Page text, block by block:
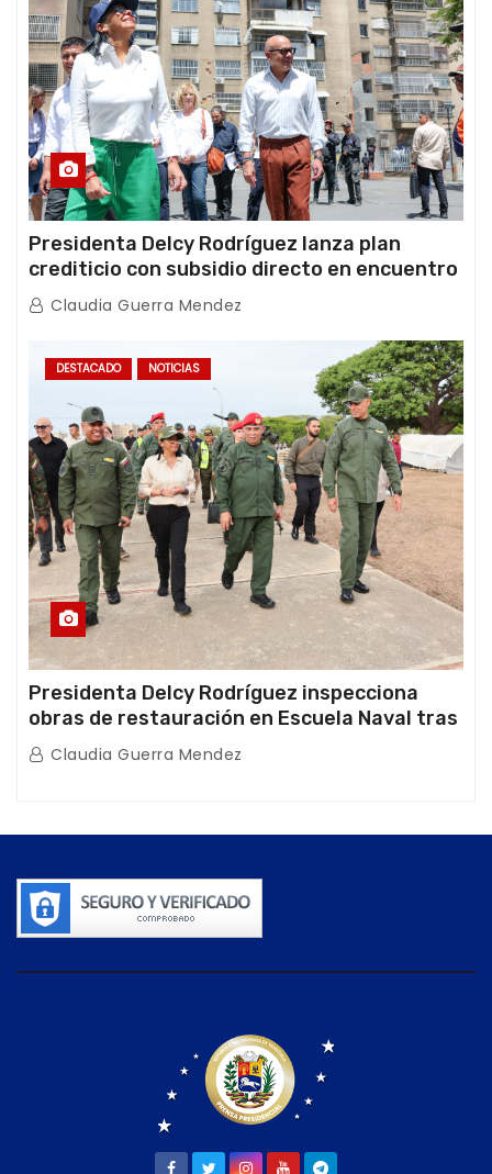
Presidenta Delcy Rodríguez lanza plan
crediticio con subsidio directo en encuentro
con Juntas de Condominio
Claudia Guerra Mendez
DESTACADO NOTICIAS
Presidenta Delcy Rodríguez inspecciona
obras de restauración en Escuela Naval tras
afectaciones sísmicas en La Guaira
Claudia Guerra Mendez